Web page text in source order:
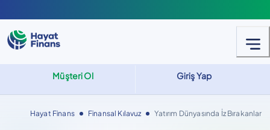
Müşteri Ol Giriş Yap
Hayat Finans Finansal Kılavuz Yatırım Dünyasında İz Bırakanlar